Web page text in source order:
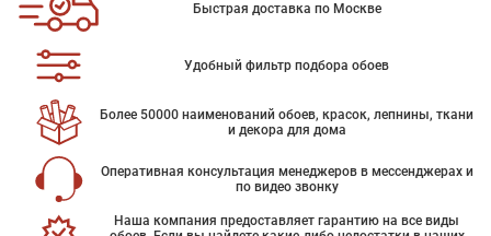
Быстрая доставка по Москве
Удобный фильтр подбора обоев
Более 50000 наименований обоев, красок, лепнины, ткани
и декора для дома
Оперативная консультация менеджеров в мессенджерах и
по видео звонку
Наша компания предоставляет гарантию на все виды